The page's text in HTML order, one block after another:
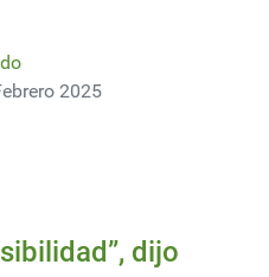
2025
principles of responsible fire
Canal de Panamá debe
dijo